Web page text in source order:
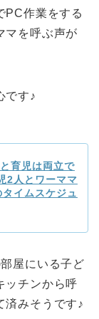
PC作業をする
マを呼ぶ声が
です♪
育児は両立で
2人とワーママ
イムスケジュ
屋にいる子ど
ッチンから呼
済みそうです♪